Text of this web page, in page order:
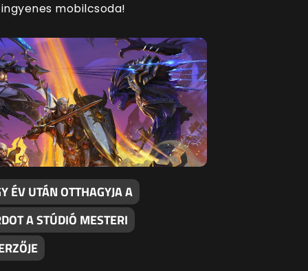
mobilcsoda!
ÉV UTÁN OTTHAGYJA A
A STÚDIÓ MESTERI